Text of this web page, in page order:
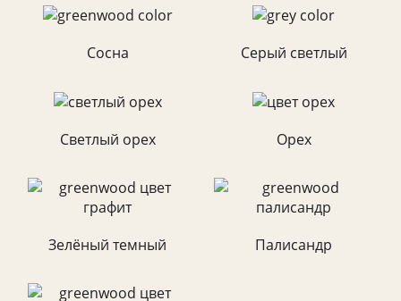
Сосна Серый светлый
Светлый орех Орех
Зелёный темный Палисандр